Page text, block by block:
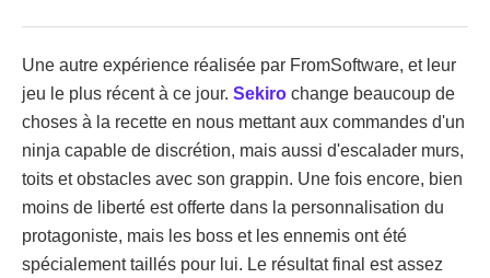
Une autre expérience réalisée par FromSoftware, et leur
jeu le plus récent à ce jour. Sekiro change beaucoup de
choses à la recette en nous mettant aux commandes d'un
ninja capable de discrétion, mais aussi d'escalader murs,
toits et obstacles avec son grappin. Une fois encore, bien
moins de liberté est offerte dans la personnalisation du
protagoniste, mais les boss et les ennemis ont été
spécialement taillés pour lui. Le résultat final est assez